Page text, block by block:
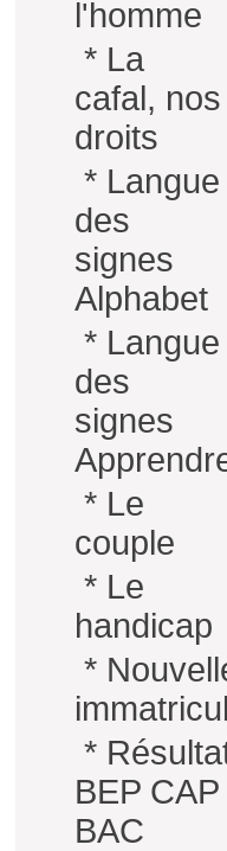
l'homme
* La
cafal, nos
droits
* Langue
des
signes
Alphabet
* Langue
des
signes
* Le
couple
* Le
handicap
*
*
BEP CAP
BAC